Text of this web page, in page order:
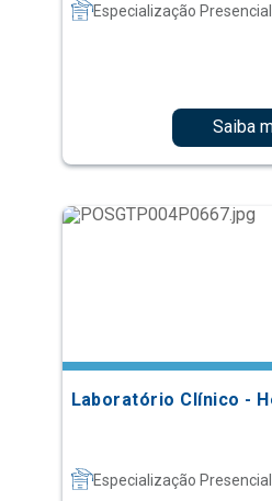
Especialização Presencial
Saiba
Laboratório Clínico -
Especialização Presencial